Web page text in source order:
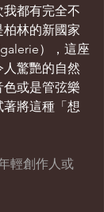
都有完全不
林的新國家
），這座
驚艷的自然
或是管弦樂
將這種「想
輕創作人或